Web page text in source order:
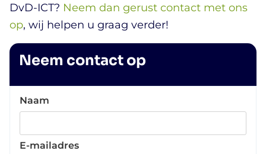
DvD-ICT? Neem dan gerust contact met ons
op, wij helpen u graag verder!
Neem contact op
Naam
E-mailadres